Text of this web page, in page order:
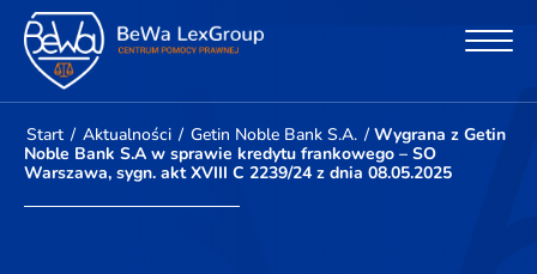
Start / Aktualności / Getin Noble Bank S.A. / Wygrana z Getin
Noble Bank S.A w sprawie kredytu frankowego – SO
Warszawa, sygn. akt XVIII C 2239/24 z dnia 08.05.2025